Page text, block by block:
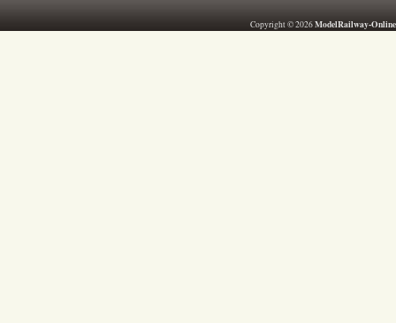
Copyright © 2026ModelRailway-Online